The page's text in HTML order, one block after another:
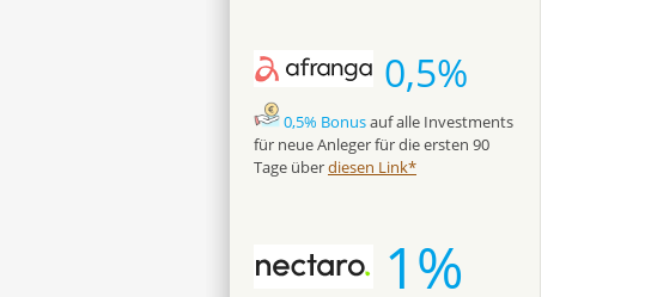
0,5%
0,5% Bonusauf alle Investments
für neue Anleger für die ersten 90
Tage überdiesen Link*
1%